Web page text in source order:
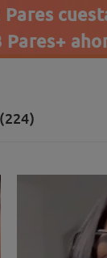
Pares
Pares+